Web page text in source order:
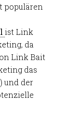
populären
ist Link
da
Link Bait
das
und der